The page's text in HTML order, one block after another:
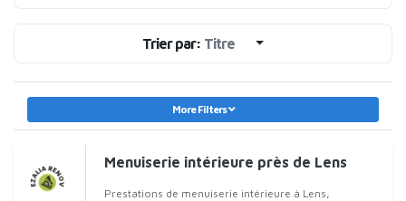
Trier par: Titre
More Filters
Menuiserie intérieure près de Lens
Prestations de menuiserie intérieure à Lens,